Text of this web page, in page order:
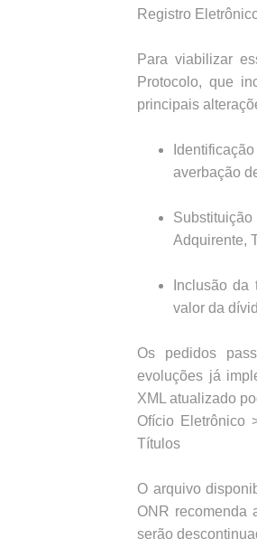
Registro
Para viabilizar
Protocolo, que
principais
averbação
Adquirente,
Inclusão
valor da
Os pedidos
evoluções já
XML atualizado
Ofício Eletrônico
Títulos
O arquivo
ONR recomenda
serão